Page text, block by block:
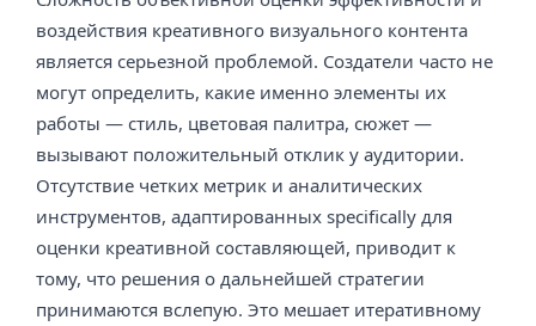
воздействия креативного визуального контента
является серьезной проблемой. Создатели часто не
могут определить, какие именно элементы их
работы — стиль, цветовая палитра, сюжет —
вызывают положительный отклик у аудитории.
Отсутствие четких метрик и аналитических
инструментов, адаптированных specifically для
оценки креативной составляющей, приводит к
тому, что решения о дальнейшей стратегии
принимаются вслепую. Это мешает итеративному